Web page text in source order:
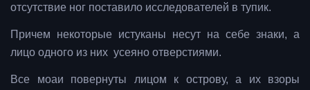
отсутствие ног поставило исследователей в тупик.
Причем некоторые истуканы несут на себе знаки, а
лицо одного из них усеяно отверстиями.
Все моаи повернуты лицом к острову, а их взоры